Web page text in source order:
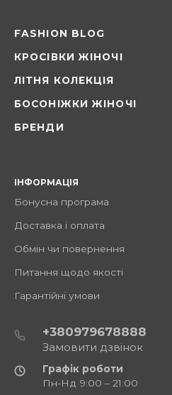
FASHION BLOG
КРОСІВКИ ЖІНОЧІ
ЛІТНЯ КОЛЕКЦІЯ
БОСОНІЖКИ ЖІНОЧІ
БРЕНДИ
ІНФОРМАЦІЯ
Бонусна програма
Доставка і оплата
Обмін чи повернення
Питання щодо якості
Гарантійні умови
+380979678888
Замовити дзвінок
Графік роботи
Пн-Нд 9:00 – 21:00